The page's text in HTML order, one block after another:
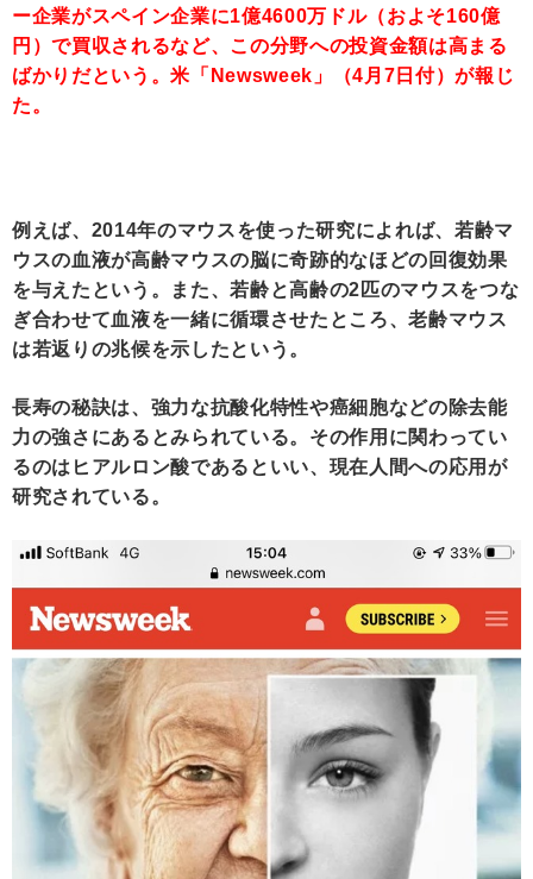
ー企業がスペイン企業に1億4600万ドル（およそ160億
円）で買収されるなど、この分野への投資金額は高まる
ばかりだという。米「Newsweek」（4月7日付）が報じ
た。
例えば、2014年のマウスを使った研究によれば、若齢マ
ウスの血液が高齢マウスの脳に奇跡的なほどの回復効果
を与えたという。また、若齢と高齢の2匹のマウスをつな
ぎ合わせて血液を一緒に循環させたところ、老齢マウス
は若返りの兆候を示したという。
長寿の秘訣は、強力な抗酸化特性や癌細胞などの除去能
力の強さにあるとみられている。その作用に関わってい
るのはヒアルロン酸であるといい、現在人間への応用が
研究されている。